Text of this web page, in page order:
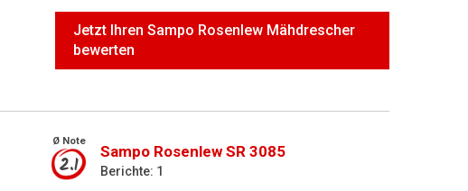
Jetzt Ihren Sampo Rosenlew Mähdrescher
bewerten
Ø Note
2.1
Sampo Rosenlew SR 3085
Berichte: 1